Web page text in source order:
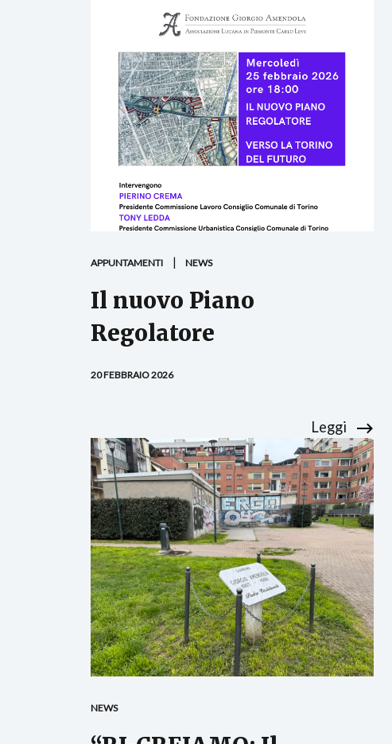
APPUNTAMENTI NEWS
Il nuovo Piano
Regolatore
20 FEBBRAIO 2026
Leggi
NEWS